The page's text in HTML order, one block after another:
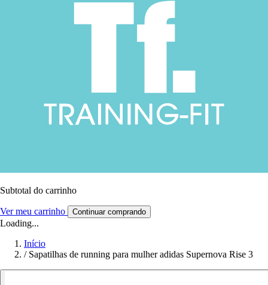
Subtotal do carrinho
Ver meu carrinho Continuar comprando
Loading...
Início
/ Sapatilhas de running para mulher adidas Supernova Rise 3